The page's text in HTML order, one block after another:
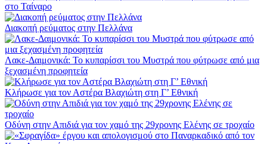
στο Ταίναρο
Διακοπή ρεύματος στην Πελλάνα
Λακε-Δαιμονικά: Το κυπαρίσσι του Μυστρά που φύτρωσε από μια
ξεχασμένη προφητεία
Κλήρωσε για τον Αστέρα Βλαχιώτη στη Γ’ Εθνική
Οδύνη στην Απιδιά για τον χαμό της 29χρονης Ελένης σε τροχαίο